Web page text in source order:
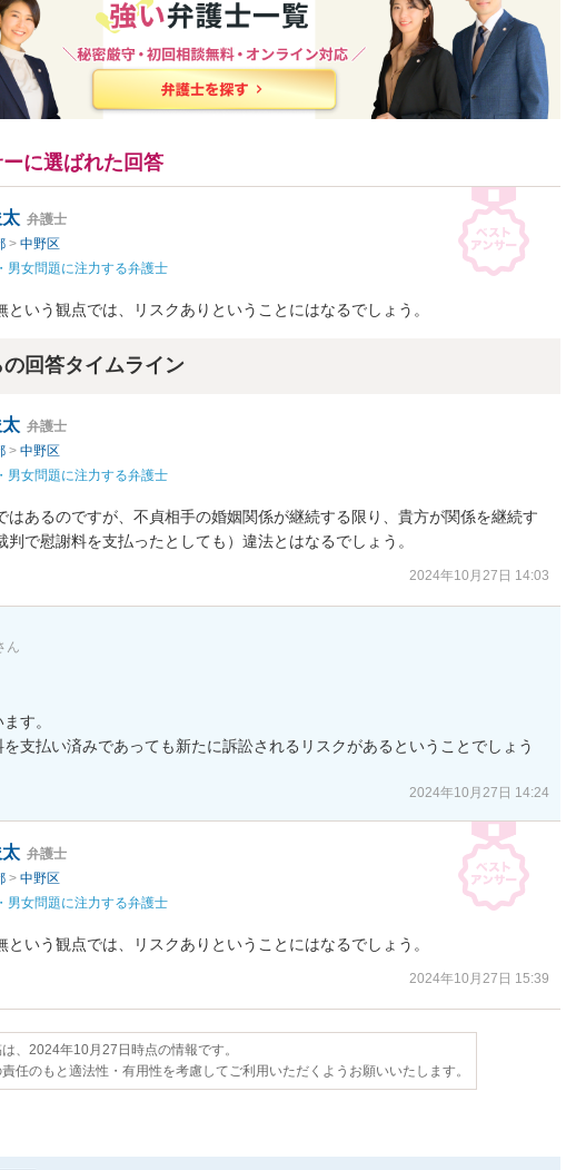
に選ばれた回答
弁護士
> 中野区
男女問題に注力する弁護士
という観点では、リスクありということにはなるでしょう。
回答タイムライン
弁護士
> 中野区
男女問題に注力する弁護士
はあるのですが、不貞相手の婚姻関係が継続する限り、貴方が関係を継続す
判で慰謝料を支払ったとしても）違法とはなるでしょう。
2024年10月27日 14:03
ん
す。
支払い済みであっても新たに訴訟されるリスクがあるということでしょう
2024年10月27日 14:24
弁護士
> 中野区
男女問題に注力する弁護士
という観点では、リスクありということにはなるでしょう。
2024年10月27日 15:39
は、2024年10月27日時点の情報です。
責任のもと適法性・有用性を考慮してご利用いただくようお願いいたします。